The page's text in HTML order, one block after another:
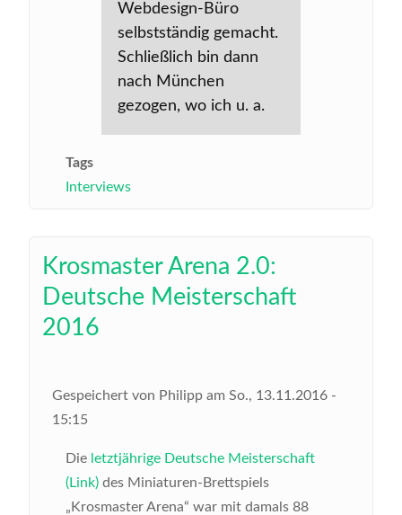
Webdesign-Büro
selbstständig gemacht.
Schließlich bin dann
nach München
gezogen, wo ich u. a.
Tags
Interviews
Krosmaster Arena 2.0:
Deutsche Meisterschaft
2016
Gespeichert von Philipp am So., 13.11.2016 -
15:15
Die letztjährige Deutsche Meisterschaft
(Link) des Miniaturen-Brettspiels
„Krosmaster Arena“ war mit damals 88